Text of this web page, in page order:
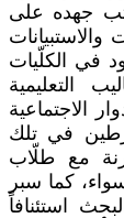
جهده على
والاستبيانات
في الكلّيات
التعليمية
الاجتماعية
في تلك
مع طلّاب
كما سبر
استئنافاً